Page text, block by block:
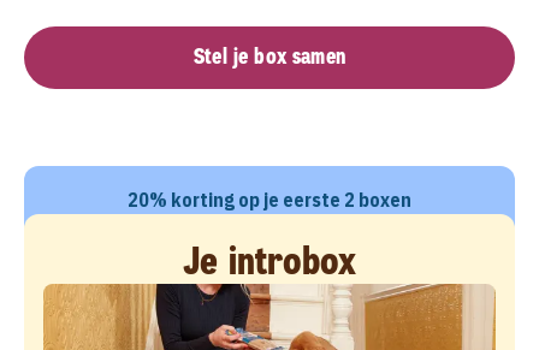
Stel je box samen
20% korting op je eerste 2 boxen
Je introbox